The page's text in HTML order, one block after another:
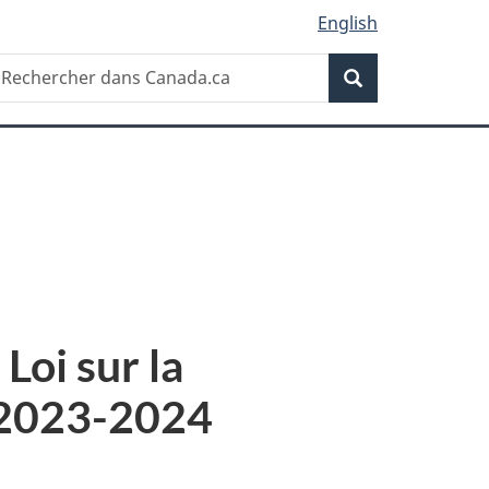
English
Recherche
sur la
2024